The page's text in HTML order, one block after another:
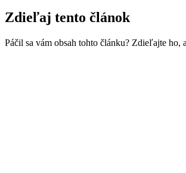
Zdieľaj tento článok
Páčil sa vám obsah tohto článku? Zdieľajte